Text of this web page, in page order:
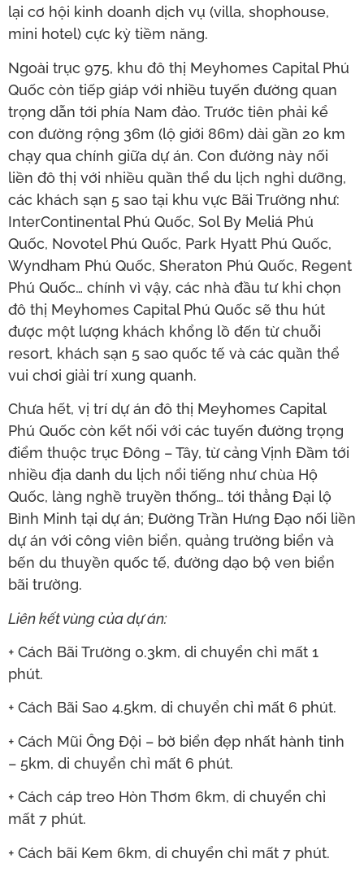
lại cơ hội kinh doanh dịch vụ (villa, shophouse,
mini hotel) cực kỳ tiềm năng.
Ngoài trục 975, khu đô thị Meyhomes Capital Phú
Quốc còn tiếp giáp với nhiều tuyến đường quan
trọng dẫn tới phía Nam đảo. Trước tiên phải kể
con đường rộng 36m (lộ giới 86m) dài gần 20 km
chạy qua chính giữa dự án. Con đường này nối
liền đô thị với nhiều quần thể du lịch nghỉ dưỡng,
các khách sạn 5 sao tại khu vực Bãi Trường như:
InterContinental Phú Quốc, Sol By Meliá Phú
Quốc, Novotel Phú Quốc, Park Hyatt Phú Quốc,
Wyndham Phú Quốc, Sheraton Phú Quốc, Regent
Phú Quốc… chính vì vậy, các nhà đầu tư khi chọn
đô thị Meyhomes Capital Phú Quốc sẽ thu hút
được một lượng khách khổng lồ đến từ chuỗi
resort, khách sạn 5 sao quốc tế và các quần thể
vui chơi giải trí xung quanh.
Chưa hết, vị trí dự án đô thị Meyhomes Capital
Phú Quốc còn kết nối với các tuyến đường trọng
điểm thuộc trục Đông – Tây, từ cảng Vịnh Đầm tới
nhiều địa danh du lịch nổi tiếng như chùa Hộ
Quốc, làng nghề truyền thống… tới thẳng Đại lộ
Bình Minh tại dự án; Đường Trần Hưng Đạo nối liền
dự án với công viên biển, quảng trường biển và
bến du thuyền quốc tế, đường dạo bộ ven biển
bãi trường.
Liên kết vùng của dự án:
+ Cách Bãi Trường 0.3km, di chuyển chỉ mất 1
phút.
+ Cách Bãi Sao 4.5km, di chuyển chỉ mất 6 phút.
+ Cách Mũi Ông Đội – bờ biển đẹp nhất hành tinh
– 5km, di chuyển chỉ mất 6 phút.
+ Cách cáp treo Hòn Thơm 6km, di chuyển chỉ
mất 7 phút.
+ Cách bãi Kem 6km, di chuyển chỉ mất 7 phút.